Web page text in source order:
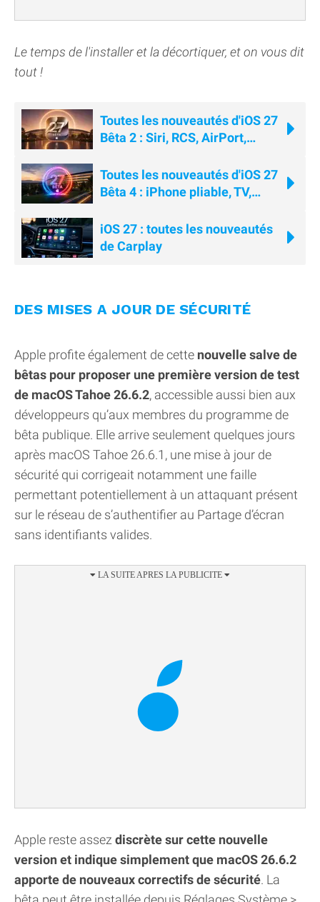
Le temps de l'installer et la décortiquer, et on vous dit
tout !
Toutes les nouveautés d'iOS 27
Bêta 2 : Siri, RCS, AirPort,
Toutes les nouveautés d'iOS 27
Bêta 4 : iPhone pliable, TV,
iOS 27 : toutes les nouveautés
de Carplay
DES MISES A JOUR DE SÉCURITÉ
Apple profite également de cette nouvelle salve de
bêtas pour proposer une première version de test
de macOS Tahoe 26.6.2, accessible aussi bien aux
développeurs qu’aux membres du programme de
bêta publique. Elle arrive seulement quelques jours
après macOS Tahoe 26.6.1, une mise à jour de
sécurité qui corrigeait notamment une faille
permettant potentiellement à un attaquant présent
sur le réseau de s’authentifier au Partage d’écran
sans identifiants valides.
Apple reste assez discrète sur cette nouvelle
version et indique simplement que macOS 26.6.2
apporte de nouveaux correctifs de sécurité. La